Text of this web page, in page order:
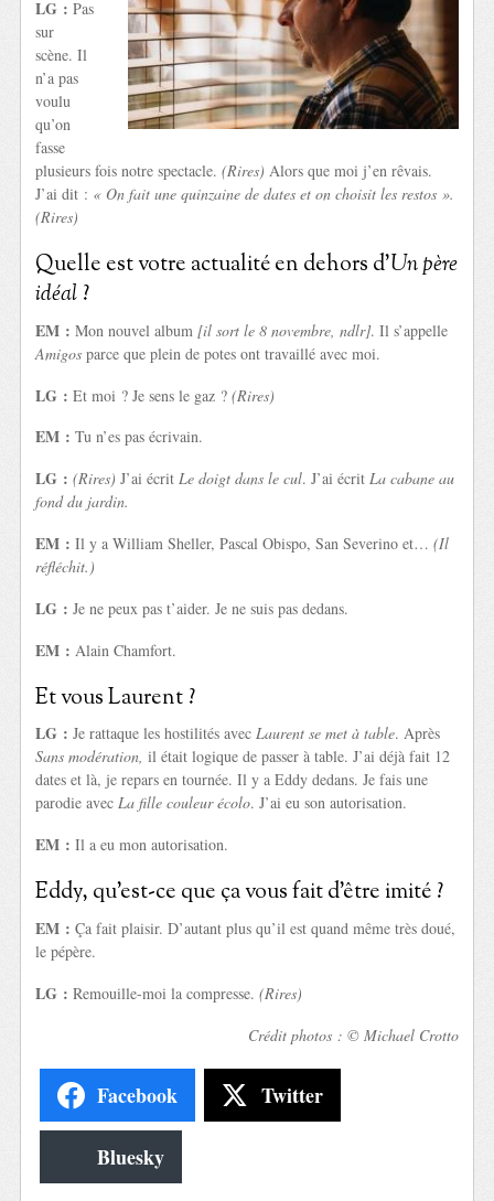
LG : Pas
sur
scène. Il
n’a pas
voulu
qu’on
fasse
plusieurs fois notre spectacle.(Rires) Alors que moi j’en rêvais.
J’ai dit : « On fait une quinzaine de dates et on choisit les restos ».
(Rires)
Quelle est votre actualité en dehors d’Un père
idéal ?
EM : Mon nouvel album [il sort le 8 novembre, ndlr]. Il s’appelle
Amigosparce que plein de potes ont travaillé avec moi.
LG : Et moi ? Je sens le gaz ?(Rires)
EM : Tu n’es pas écrivain.
LG : (Rires) J’ai écritLe doigt dans le cul. J’ai écritLa cabane au
fond du jardin.
EM : Il y a William Sheller, Pascal Obispo, San Severino et…(Il
réfléchit.)
LG : Je ne peux pas t’aider. Je ne suis pas dedans.
EM : Alain Chamfort.
Et vous Laurent ?
LG : Je rattaque les hostilités avecLaurent se met à table. Après
Sans modération, il était logique de passer à table. J’ai déjà fait 12
dates et là, je repars en tournée. Il y a Eddy dedans. Je fais une
parodie avecLa fille couleur écolo. J’ai eu son autorisation.
EM : Il a eu mon autorisation.
Eddy, qu’est-ce que ça vous fait d’être imité ?
EM : Ça fait plaisir. D’autant plus qu’il est quand même très doué,
le pépère.
LG : Remouille-moi la compresse.(Rires)
Crédit photos : © Michael Crotto
Facebook Twitter
Bluesky